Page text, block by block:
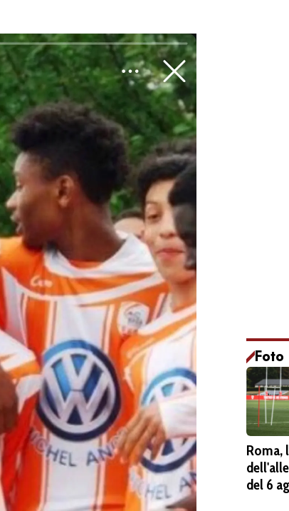
Foto
Roma,
del 6